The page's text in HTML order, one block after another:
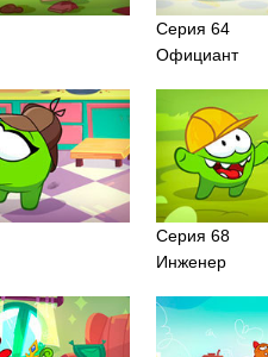
Серия 64
Официант
Серия 68
Инженер